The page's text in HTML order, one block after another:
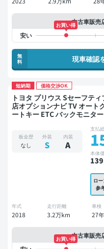
中古車販売
お買い得
無
料
現車確認
短納期 価格交渉OK
トヨタ プリウス Sセーフティプラス 整備記録
店オプションナビ TV オート
ートキー ETC バックモニタ
板金歴
なし
外装
S
内装
A
支払
本体
139
ロ
参
年式
2018
走行距離
3.2万km
車検
27
中古車販売
お買い得